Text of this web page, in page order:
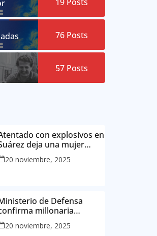
76 Posts
57 Posts
con explosivos en
deja una mujer
y dos niños heridos
20 noviembre, 2025
de Defensa
millonaria
contra Vertol
por contrato de
20 noviembre, 2025